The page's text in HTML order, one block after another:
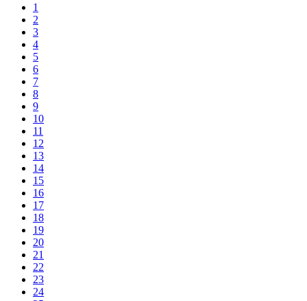
1
2
3
4
5
6
7
8
9
10
11
12
13
14
15
16
17
18
19
20
21
22
23
24